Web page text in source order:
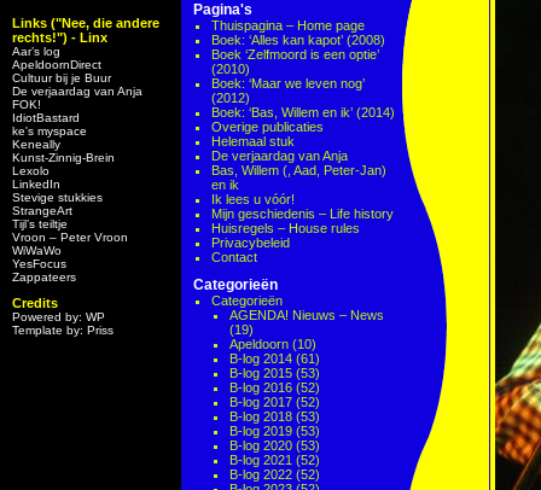
Links ("Nee, die andere
rechts!") - Linx
Aar’s log
ApeldoornDirect
Cultuur bij je Buur
De verjaardag van Anja
FOK!
IdiotBastard
ke's myspace
Keneally
Kunst-Zinnig-Brein
Lexolo
LinkedIn
Stevige stukkies
StrangeArt
Tijl’s teiltje
Vroon – Peter Vroon
WiWaWo
YesFocus
Zappateers
Credits
Powered by: WP
Template by: Priss
Pagina's
Thuispagina – Home page
Boek: ‘Alles kan kapot’ (2008)
Boek ‘Zelfmoord is een optie’
(2010)
Boek: ‘Maar we leven nog’
(2012)
Boek: ‘Bas, Willem en ik’ (2014)
Overige publicaties
Helemaal stuk
De verjaardag van Anja
Bas, Willem (, Aad, Peter-Jan)
en ik
Ik lees u vóór!
Mijn geschiedenis – Life history
Huisregels – House rules
Privacybeleid
Contact
Categorieën
Categorieën
AGENDA! Nieuws – News
(19)
Apeldoorn (10)
B-log 2014 (61)
B-log 2015 (53)
B-log 2016 (52)
B-log 2017 (52)
B-log 2018 (53)
B-log 2019 (53)
B-log 2020 (53)
B-log 2021 (52)
B-log 2022 (52)